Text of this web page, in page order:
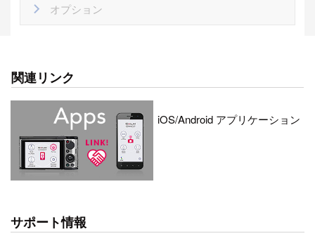
オプション
関連リンク
iOS/Android アプリケーション
サポート情報